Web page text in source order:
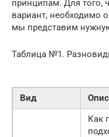
принципам. Для того,
вариант, необходимо
мы представим
Таблица №1.
Вид
Как